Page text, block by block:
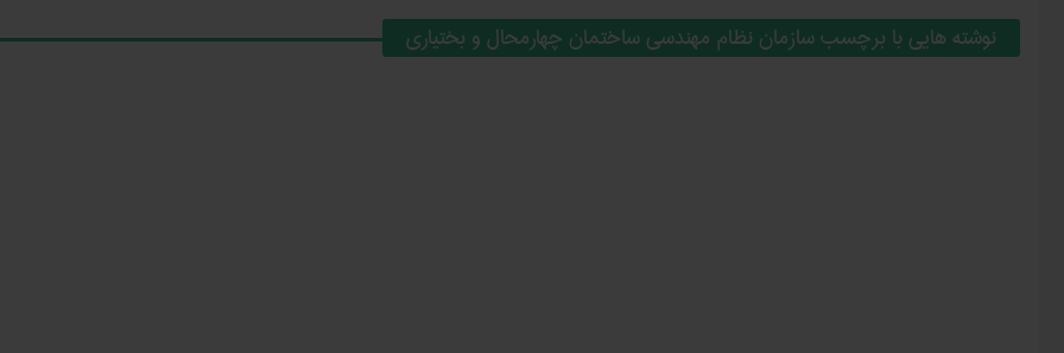
نوشته هایی با برچسب سازمان نظام مهندسی ساختمان چهارمحال و بختیاری